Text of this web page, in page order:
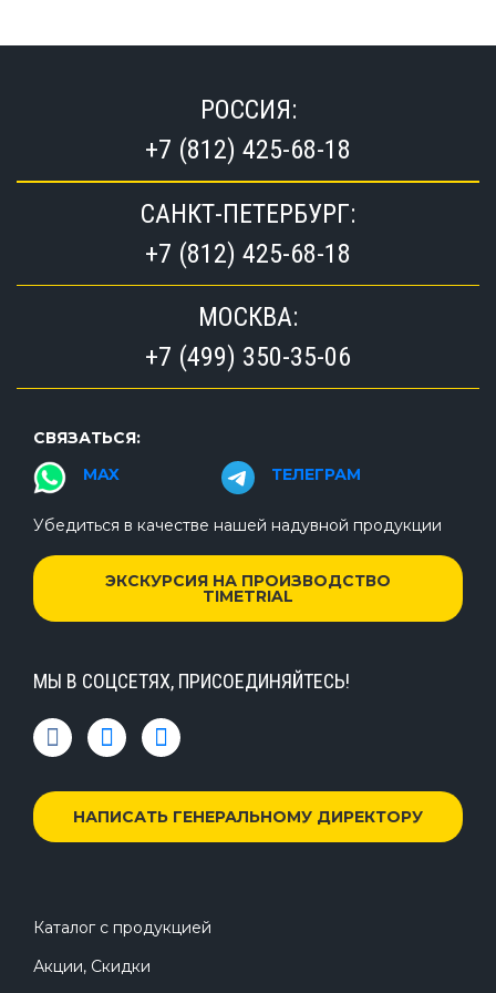
РОССИЯ:
+7 (812) 425-68-18
САНКТ-ПЕТЕРБУРГ:
+7 (812) 425-68-18
МОСКВА:
+7 (499) 350-35-06
СВЯЗАТЬСЯ:
MAX
ТЕЛЕГРАМ
Убедиться в качестве нашей надувной продукции
ЭКСКУРСИЯ НА ПРОИЗВОДСТВО
TIMETRIAL
МЫ В СОЦСЕТЯХ, ПРИСОЕДИНЯЙТЕСЬ!
НАПИСАТЬ ГЕНЕРАЛЬНОМУ ДИРЕКТОРУ
Каталог с продукцией
Акции, Скидки